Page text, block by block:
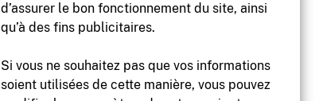
d’assurer le bon fonctionnement du site, ainsi
qu’à des fins publicitaires.
Si vous ne souhaitez pas que vos informations
soient utilisées de cette manière, vous pouvez